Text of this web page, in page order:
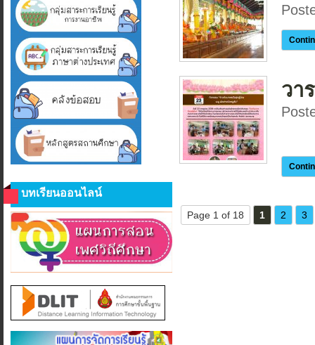
วา
Page 1 of 18 1 2 3
บทเรียนออนไลน์